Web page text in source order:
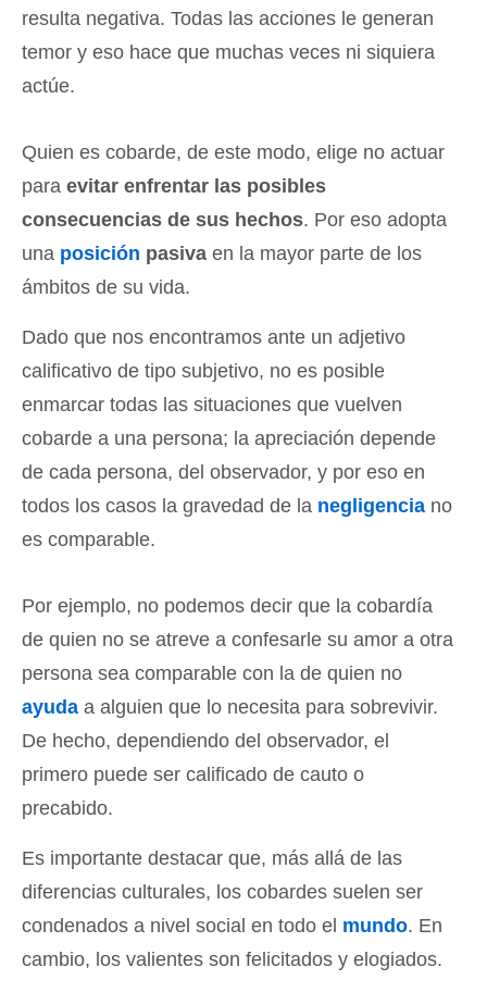
resulta negativa. Todas las acciones le generan
temor y eso hace que muchas veces ni siquiera
actúe.
Quien es cobarde, de este modo, elige no actuar
para evitar enfrentar las posibles
consecuencias de sus hechos. Por eso adopta
una posición pasiva en la mayor parte de los
ámbitos de su vida.
Dado que nos encontramos ante un adjetivo
calificativo de tipo subjetivo, no es posible
enmarcar todas las situaciones que vuelven
cobarde a una persona; la apreciación depende
de cada persona, del observador, y por eso en
todos los casos la gravedad de la negligencia no
es comparable.
Por ejemplo, no podemos decir que la cobardía
de quien no se atreve a confesarle su amor a otra
persona sea comparable con la de quien no
ayuda a alguien que lo necesita para sobrevivir.
De hecho, dependiendo del observador, el
primero puede ser calificado de cauto o
precabido.
Es importante destacar que, más allá de las
diferencias culturales, los cobardes suelen ser
condenados a nivel social en todo el mundo. En
cambio, los valientes son felicitados y elogiados.